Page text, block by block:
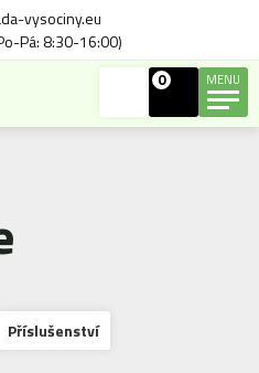
vysociny.eu
Pá: 8:30-16:00)
0 MENU
Příslušenství